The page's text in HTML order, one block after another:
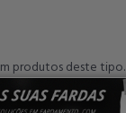
produtos deste tipo.